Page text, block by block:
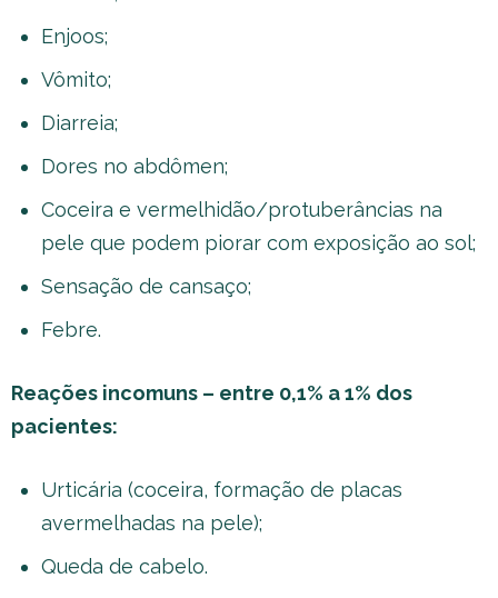
Enjoos;
Vômito;
Diarreia;
Dores no abdômen;
Coceira e vermelhidão/protuberâncias na
pele que podem piorar com exposição ao sol;
Sensação de cansaço;
Febre.
Reações incomuns – entre 0,1% a 1% dos
pacientes:
Urticária (coceira, formação de placas
avermelhadas na pele);
Queda de cabelo.